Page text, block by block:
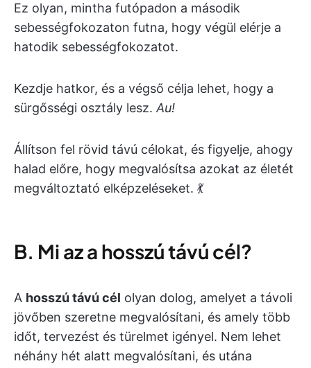
Ez olyan, mintha futópadon a második
sebességfokozaton futna, hogy végül elérje a
hatodik sebességfokozatot.
Kezdje hatkor, és a végső célja lehet, hogy a
sürgősségi osztály lesz. Au!
Állítson fel rövid távú célokat, és figyelje, ahogy
halad előre, hogy megvalósítsa azokat az életét
megváltoztató elképzeléseket. 💃
B. Mi az a hosszú távú cél?
A hosszú távú cél olyan dolog, amelyet a távoli
jövőben szeretne megvalósítani, és amely több
időt, tervezést és türelmet igényel. Nem lehet
néhány hét alatt megvalósítani, és utána